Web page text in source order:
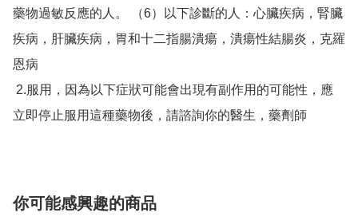
藥物過敏反應的人。 （6）以下診斷的人：心臟疾病，腎臟
疾病，肝臟疾病，胃和十二指腸潰瘍，潰瘍性結腸炎，克羅
恩病
立即停止服用這種藥物後，請諮詢你的醫生，藥劑師
你可能感興趣的商品